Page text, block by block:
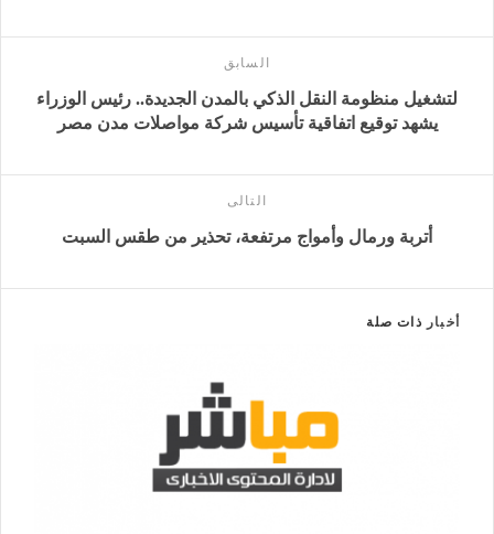
السابق
لتشغيل منظومة النقل الذكي بالمدن الجديدة.. رئيس الوزراء
يشهد توقيع اتفاقية تأسيس شركة مواصلات مدن مصر
التالى
أتربة ورمال وأمواج مرتفعة، تحذير من طقس السبت
أخبار ذات صلة